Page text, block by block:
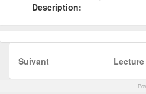
Description:
Suivant